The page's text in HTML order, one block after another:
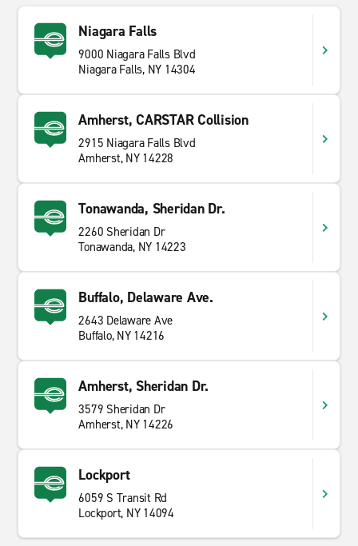
Niagara Falls
9000 Niagara Falls Blvd
Niagara Falls, NY 14304
Amherst, CARSTAR Collision
2915 Niagara Falls Blvd
Amherst, NY 14228
Tonawanda, Sheridan Dr.
2260 Sheridan Dr
Tonawanda, NY 14223
Buffalo, Delaware Ave.
2643 Delaware Ave
Buffalo, NY 14216
Amherst, Sheridan Dr.
3579 Sheridan Dr
Amherst, NY 14226
Lockport
6059 S Transit Rd
Lockport, NY 14094